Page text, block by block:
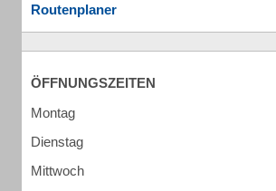
Routenplaner
ÖFFNUNGSZEITEN
Montag
Dienstag
Mittwoch